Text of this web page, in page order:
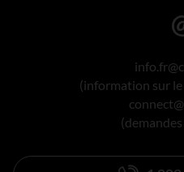
(information sur